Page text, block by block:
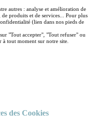
autres : analyse et amélioration de
produits et de services... Pour plus
(lien dans nos pieds de
"Tout accepter", "Tout refuser" ou
à tout moment sur notre site.
des Cookies